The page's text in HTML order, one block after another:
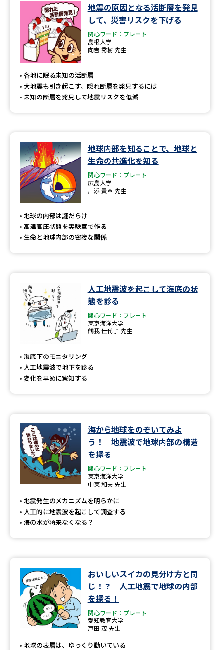
オープンキャンパス検索 実施プログラムから探す
来場型・Web型イベント特集 夢ナビライブ
受験準備
先輩が入学を決めた理由 テレメール全国一斉進学調査
新生活お役立ちガイド
学問発見
学問のミニ講義「夢ナビ講義」 学問分野解説
学問の教科書 夢ナビライブ
ユーザーサポート
Ｑ＆Ａ よくあるご質問
テレメール
お支払いサイト
個人情報取扱規定
特定商取引表記
訂正のご案内
地震の原因となる活断層を発見
して、災害リスクを下げる
関心ワード：プレート
島根大学
向吉 秀樹 先生
各地に眠る未知の活断層
大地震も引き起こす、隠れ断層を発見するには
未知の断層を発見して地震リスクを低減
地球内部を知ることで、地球と
生命の共進化を知る
関心ワード：プレート
広島大学
川添 貴章 先生
地球の内部は謎だらけ
高温高圧状態を実験室で作る
生命と地球内部の密接な関係
人工地震波を起こして海底の状
態を診る
関心ワード：プレート
東京海洋大学
鶴我 佳代子 先生
海底下のモニタリング
人工地震波で地下を診る
変化を早めに察知する
海から地球をのぞいてみよ
う！ 地震波で地球内部の構造
を探る
関心ワード：プレート
東京海洋大学
中東 和夫 先生
地震発生のメカニズムを明らかに
人工的に地震波を起こして調査する
海の水が将来なくなる？
おいしいスイカの見分け方と同
じ！？ 人工地震で地球の内部
を探る！
関心ワード：プレート
愛知教育大学
戸田 茂 先生
地球の表層は、ゆっくり動いている